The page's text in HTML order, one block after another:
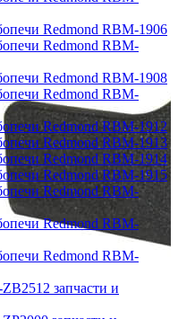
Redmond RBM-1906
Redmond RBM-
Redmond RBM-1908
Redmond RBM-
Redmond RBM-1912
Redmond RBM-1913
Redmond RBM-1914
Redmond RBM-1915
Redmond RBM-
Redmond RBM-
Redmond RBM-
запчасти и